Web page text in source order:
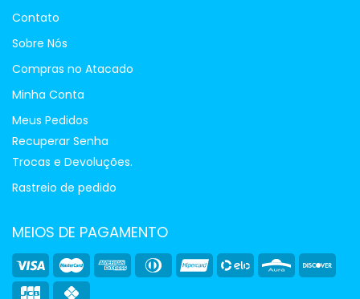
Contato
Sobre Nós
Compras no Atacado
Minha Conta
Meus Pedidos
Recuperar Senha
Trocas e Devoluções.
Rastreio de pedido
MEIOS DE PAGAMENTO